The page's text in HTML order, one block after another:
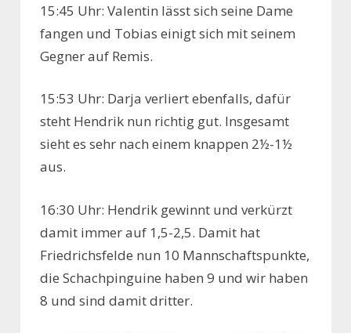
15:45 Uhr: Valentin lässt sich seine Dame
fangen und Tobias einigt sich mit seinem
Gegner auf Remis.
15:53 Uhr: Darja verliert ebenfalls, dafür
steht Hendrik nun richtig gut. Insgesamt
sieht es sehr nach einem knappen 2½-1½
aus.
16:30 Uhr: Hendrik gewinnt und verkürzt
damit immer auf 1,5-2,5. Damit hat
Friedrichsfelde nun 10 Mannschaftspunkte,
die Schachpinguine haben 9 und wir haben
8 und sind damit dritter.